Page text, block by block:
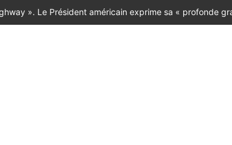
échéances électorales